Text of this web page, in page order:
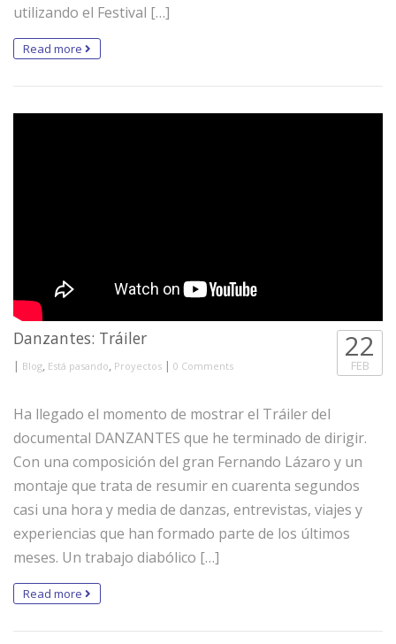
utilizando el Festival […]
Read more
Danzantes: Tráiler
| Blog, Está pasando, Proyectos | 0 Comments
22
FEB
Ha llegado el momento de mostrar el Tráiler del
documental DANZANTES que he terminado de dirigir.
Con una composición del gran Fernando Lázaro y un
montaje que trata de resumir en cuarenta segundos
casi una hora y media de danzas, entrevistas, viajes y
experiencias que han formado parte de los últimos
meses. Un trabajo diabólico […]
Read more